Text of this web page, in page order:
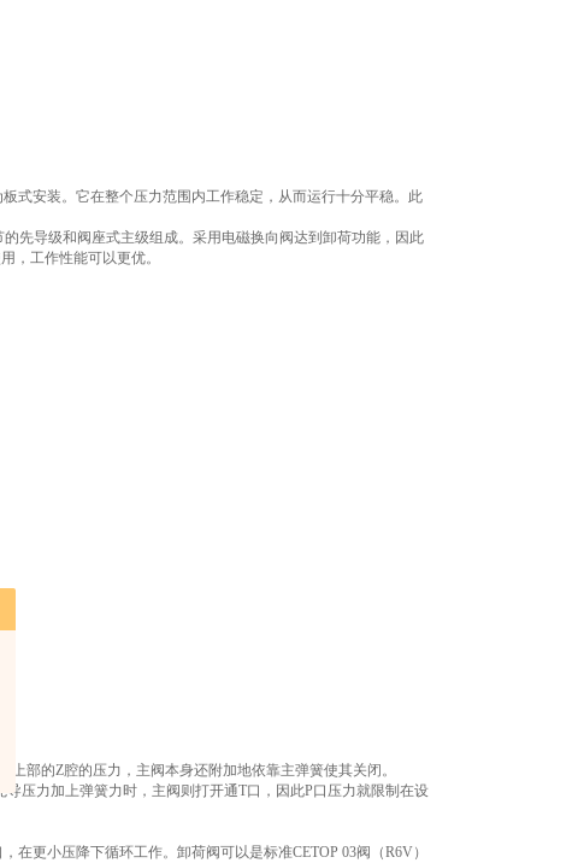
式安装。它在整个压力范围内工作稳定，从而运行十分平稳。此
先导级和阀座式主级组成。采用电磁换向阀达到卸荷功能，因此
，工作性能可以更优。
部的Z腔的压力，主阀本身还附加地依靠主弹簧使其关闭。
压力加上弹簧力时，主阀则打开通T口，因此P口压力就限制在设
更小压降下循环工作。卸荷阀可以是标准CETOP 03阀（R6V）